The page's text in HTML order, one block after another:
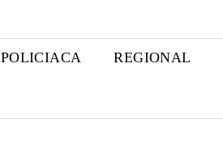
POLICIACA REGIONAL